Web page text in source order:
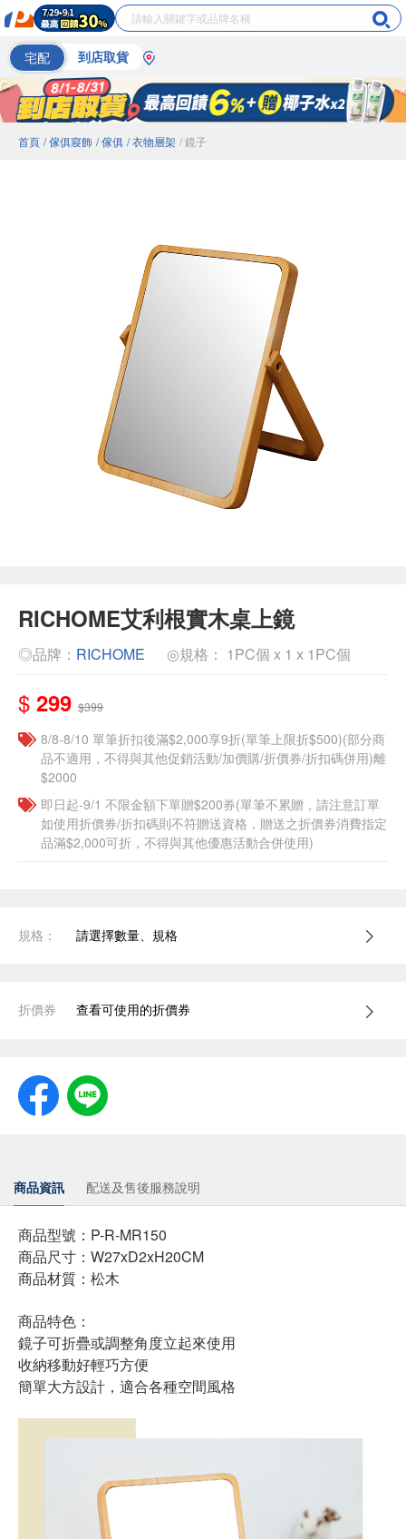
宅配 到店取貨
首頁 / 傢俱寢飾 / 傢俱 / 衣物層架 / 鏡子
RICHOME艾利根實木桌上鏡
◎品牌： RICHOME ◎規格： 1PC個 x 1 x 1PC個
$ 299 $399
8/8-8/10 單筆折扣後滿$2,000享9折(單筆上限折$500)(部分商
品不適用，不得與其他促銷活動/加價購/折價券/折扣碼併用)離
$2000
即日起-9/1 不限金額下單贈$200券(單筆不累贈，請注意訂單
如使用折價券/折扣碼則不符贈送資格，贈送之折價券消費指定
品滿$2,000可折，不得與其他優惠活動合併使用)
規格： 請選擇數量、規格
折價券 查看可使用的折價券
商品資訊 配送及售後服務說明
商品型號：P-R-MR150
商品尺寸：W27xD2xH20CM
商品材質：松木
商品特色：
鏡子可折疊或調整角度立起來使用
收納移動好輕巧方便
簡單大方設計，適合各種空間風格